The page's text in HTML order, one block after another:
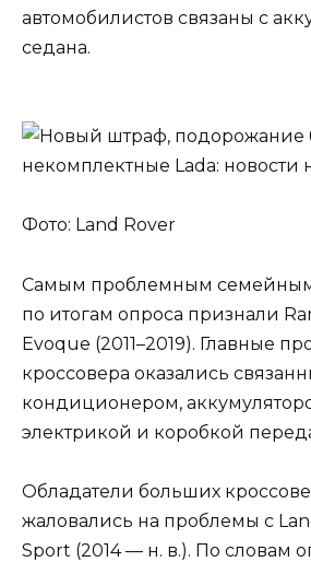
автомобилистов связаны с
седана.
Фото: Land Rover
Самым проблемным
по итогам опроса признали
Evoque (2011–2019). Главные
кроссовера оказались
кондиционером,
электрикой и коробкой
Обладатели больших
жаловались на проблемы с
Sport (2014 — н. в.). По словам